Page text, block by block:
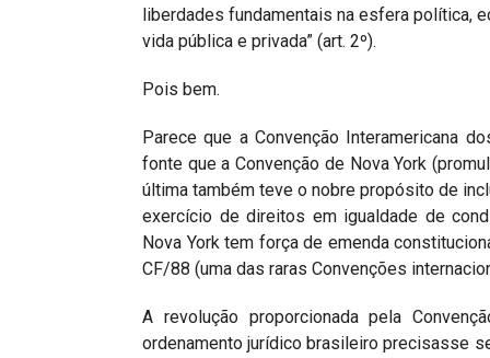
liberdades fundamentais na esfera política,
vida pública e privada” (art. 2º).
Pois bem.
Parece que a Convenção Interamericana
fonte que a Convenção de Nova York
última também teve o nobre propósito de
exercício de direitos em igualdade de
Nova York tem força de emenda
CF/88 (uma das raras Convenções
A revolução proporcionada pela
ordenamento jurídico brasileiro precisasse